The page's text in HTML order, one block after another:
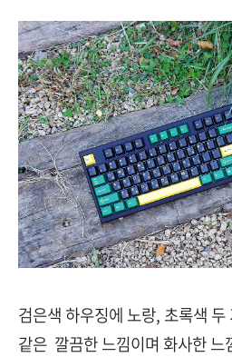
검은색 하우징에 노랑, 초록색
같은 깔끔한 느낌이며 화사한 느